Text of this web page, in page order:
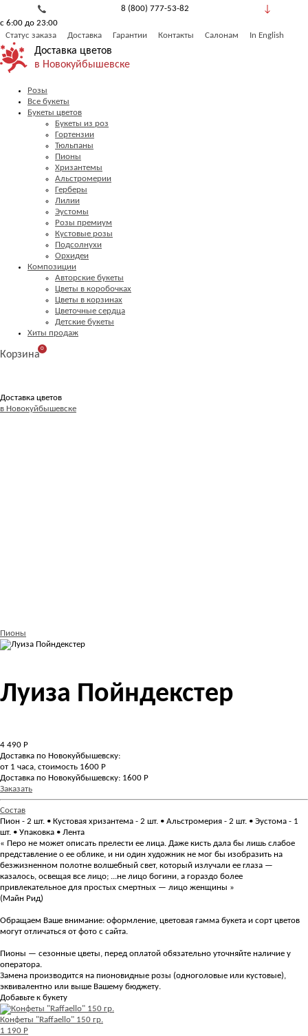
8 (800) 777-53-82
с 6:00 до 23:00
Статус заказа
Доставка Гарантии Контакты Салонам In English
Доставка цветов
в Новокуйбышевске
Розы
Все букеты
Букеты цветов
Букеты из роз
Гортензии
Тюльпаны
Пионы
Хризантемы
Альстромерии
Герберы
Лилии
Эустомы
Розы премиум
Кустовые розы
Подсолнухи
Орхидеи
Композиции
Авторские букеты
Цветы в коробочках
Цветы в корзинах
Цветочные сердца
Детские букеты
Хиты продаж
Корзина
0
Доставка цветов
в Новокуйбышевске
Пионы
Луиза Пойндекстер
4 490 Р
Доставка по Новокуйбышевску:
от 1 часа, стоимость 1600 Р
Доставка по Новокуйбышевску: 1600 Р
Заказать
Состав
Пион - 2 шт. • Кустовая хризантема - 2 шт. • Альстромерия - 2 шт. • Эустома - 1
шт. • Упаковка • Лента
« Перо не может описать прелести ее лица. Даже кисть дала бы лишь слабое
представление о ее облике, и ни один художник не мог бы изобразить на
безжизненном полотне волшебный свет, который излучали ее глаза —
казалось, освещая все лицо; ...не лицо богини, а гораздо более
привлекательное для простых смертных — лицо женщины »
(Майн Рид)
Обращаем Ваше внимание: оформление, цветовая гамма букета и сорт цветов
могут отличаться от фото с сайта.
Пионы — сезонные цветы, перед оплатой обязательно уточняйте наличие у
оператора.
Замена производится на пионовидные розы (одноголовые или кустовые),
эквивалентно или выше Вашему бюджету.
Добавьте к букету
Конфеты "Raffaello" 150 гр.
1 190 Р